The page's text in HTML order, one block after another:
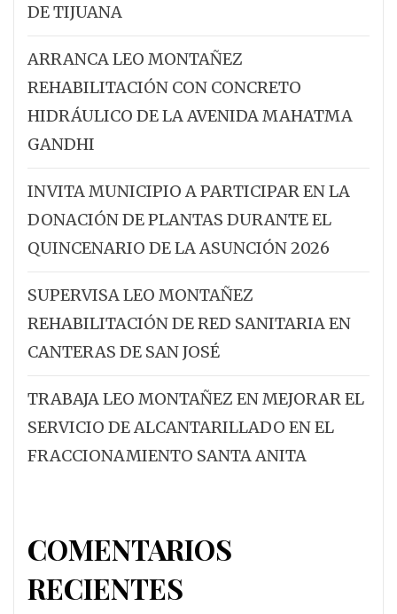
DE TIJUANA
ARRANCA LEO MONTAÑEZ
REHABILITACIÓN CON CONCRETO
HIDRÁULICO DE LA AVENIDA MAHATMA
GANDHI
INVITA MUNICIPIO A PARTICIPAR EN LA
DONACIÓN DE PLANTAS DURANTE EL
QUINCENARIO DE LA ASUNCIÓN 2026
SUPERVISA LEO MONTAÑEZ
REHABILITACIÓN DE RED SANITARIA EN
CANTERAS DE SAN JOSÉ
TRABAJA LEO MONTAÑEZ EN MEJORAR EL
SERVICIO DE ALCANTARILLADO EN EL
FRACCIONAMIENTO SANTA ANITA
COMENTARIOS
RECIENTES